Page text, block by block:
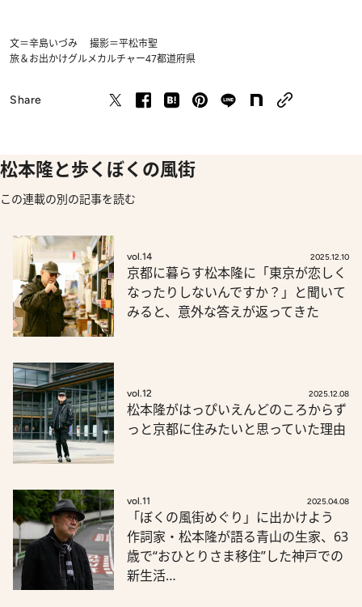
文＝辛島いづみ 撮影＝平松市聖
旅＆お出かけグルメカルチャー47都道府県
Share
松本隆と歩くぼくの風街
この連載の別の記事を読む
vol.14 2025.12.10
京都に暮らす松本隆に「東京が恋しく
なったりしないんですか？」と聞いて
みると、意外な答えが返ってきた
vol.12 2025.12.08
松本隆がはっぴいえんどのころからず
っと京都に住みたいと思っていた理由
vol.11 2025.04.08
「ぼくの風街めぐり」に出かけよう
作詞家・松本隆が語る青山の生家、63
歳で“おひとりさま移住”した神戸での
新生活…